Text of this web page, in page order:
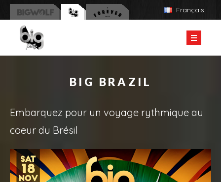
Français
ÉVÉNEMENTS PASSÉS
BIG BRAZIL
BIG HALLOWEEN
BIG BRAZIL
Embarquez pour un voyage rythmique au
coeur du Brésil